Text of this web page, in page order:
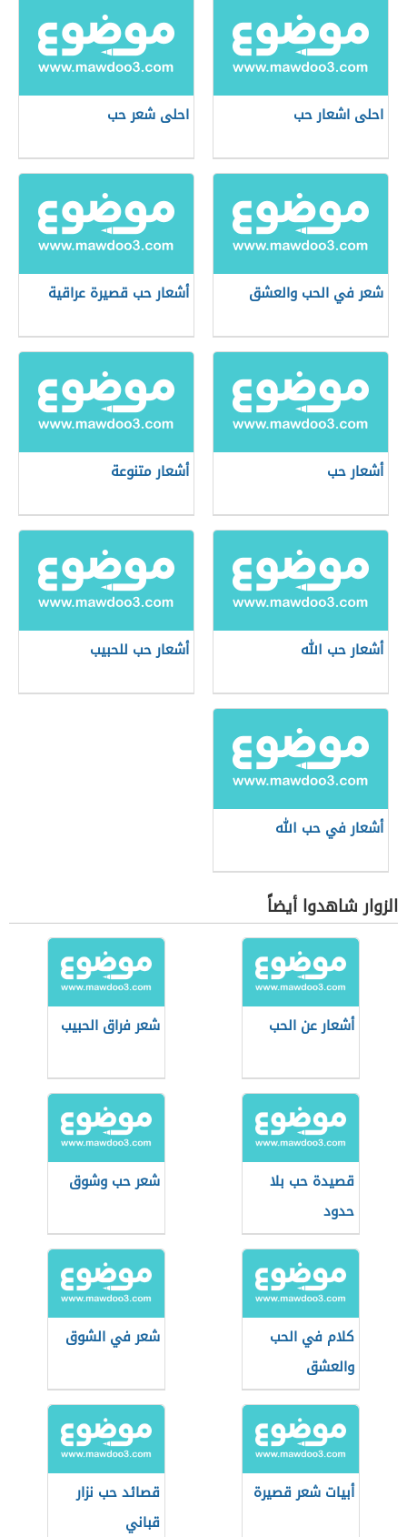
احلى اشعار حب احلى شعر حب
شعر في الحب والعشق أشعار حب قصيرة عراقية
أشعار حب أشعار متنوعة
أشعار حب الله أشعار حب للحبيب
أشعار في حب الله
الزوار شاهدوا أيضاً
أشعار عن الحب شعر فراق الحبيب
قصيدة حب بلا
حدود
شعر حب وشوق
كلام في الحب
والعشق
شعر في الشوق
أبيات شعر قصيرة
قصائد حب نزار
قباني